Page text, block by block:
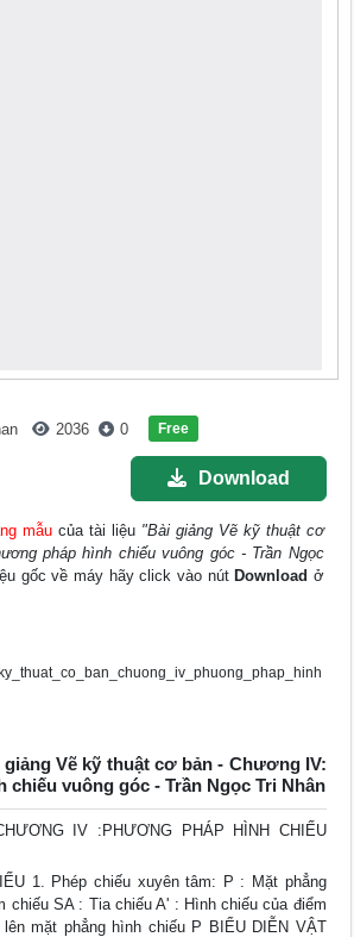
2036 0 Free
Download
mẫu của tài liệu "Bài giảng Vẽ kỹ thuật cơ
pháp hình chiếu vuông góc - Trần Ngọc
gốc về máy hãy click vào nút Download ở
Vẽ kỹ thuật cơ bản - Chương IV:
chiếu vuông góc - Trần Ngọc Tri Nhân
IV :PHƯƠNG PHÁP HÌNH CHIẾU
1. Phép chiếu xuyên tâm: P : Mặt phẳng
chiếu SA : Tia chiếu A' : Hình chiếu của điểm
mặt phẳng hình chiếu P BIỂU DIỄN VẬT